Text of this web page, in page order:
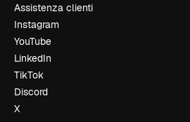
Assistenza clienti
Instagram
YouTube
LinkedIn
TikTok
Discord
X